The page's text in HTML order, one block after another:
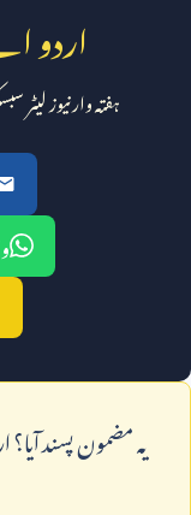
اردو
ہفتہ وار نیوز
يہ مضمون پسند